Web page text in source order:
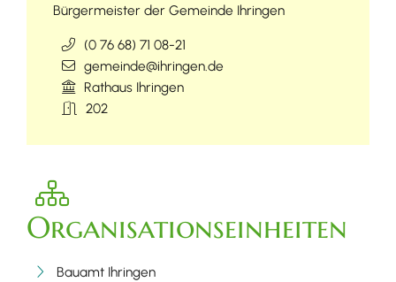
Bürgermeister der Gemeinde Ihringen
(0 76 68) 71 08-21
gemeinde@ihringen.de
Rathaus Ihringen
202
Organisationseinheiten
Bauamt Ihringen